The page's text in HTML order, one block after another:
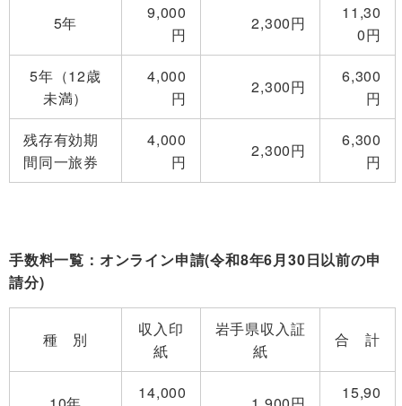
5年
9,000
円
2,300円
11,30
0円
5年（12歳
未満）
4,000
円
2,300円
6,300
円
残存有効期
間同一旅券
4,000
円
2,300円
6,300
円
手数料一覧：オンライン申請(令和8年6月30日以前の申
請分)
種 別
収入印
紙
岩手県収入証
紙
合 計
14,000
15,90